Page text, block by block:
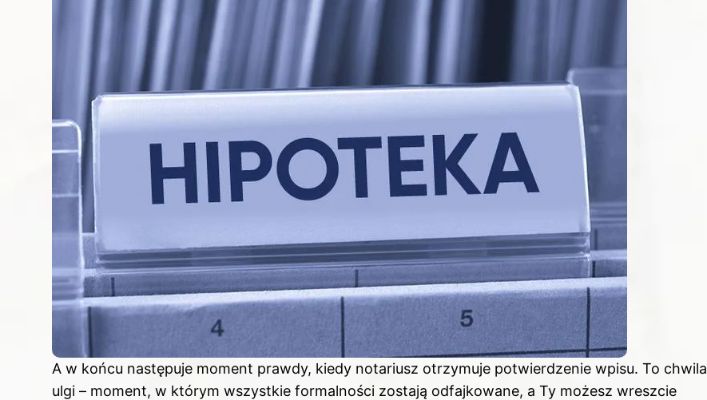
A w końcu następuje moment prawdy, kiedy notariusz otrzymuje potwierdzenie wpisu. To chwila
ulgi – moment, w którym wszystkie formalności zostają odfajkowane, a Ty możesz wreszcie